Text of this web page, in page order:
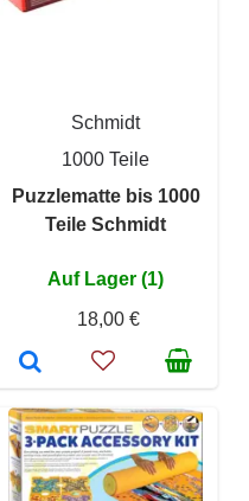
Schmidt
1000 Teile
Puzzlematte bis 1000
Teile Schmidt
Auf Lager (1)
18,00 €